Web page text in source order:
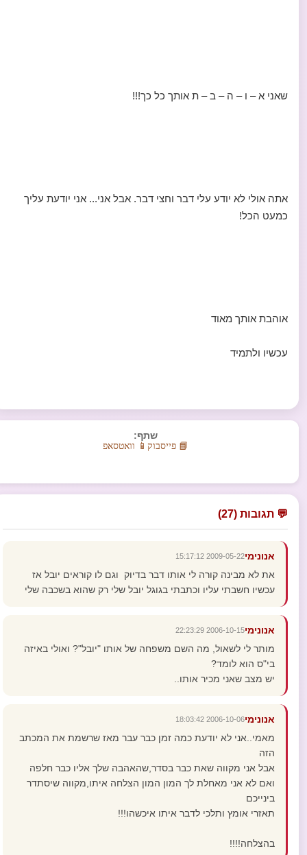
שאני א – ו – ה – ב – ת אותך כל כך!!!
אתה אולי לא יודע עלי דבר וחצי דבר. אבל אני... אני יודעת עליך
כמעט הכל!
אוהבת אותך מאוד
עכשיו ולתמיד
שתף:
📘 פייסבוק 📱 וואטסאפ
💬 תגובות (27)
אנונימי2009-05-22 15:17:12
את לא מבינה קורה לי אותו דבר בדיוק וגם לו קוראים יובל אז
עכשיו חשבתי עליו וכתבתי בגוגל יובל שלי רק שהוא בשכבה שלי
אנונימי2006-10-15 22:23:29
מותר לי לשאול, מה השם משפחה של אותו "יובל"? ואולי באיזה
בי"ס הוא לומד?
יש מצב שאני מכיר אותו..
אנונימי2006-10-06 18:03:42
מאמי..אני לא יודעת כמה זמן כבר עבר מאז שרשמת את המכתב
הזה
אבל אני מקווה שאת כבר בסדר,שהאהבה שלך אליו כבר חלפה
ואם לא אני מאחלת לך המון המון הצלחה איתו,מקווה שיסתדר
בינייכם
תאזרי אומץ ותלכי לדבר איתו איכשהו!!!
בהצלחה!!!!